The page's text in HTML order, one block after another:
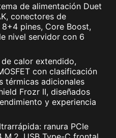
no está disponible para
Si tienes una suscripción
cancelar la suscripción
para esta oferta. Para
suscripciones, precios y
de Licencia y Servicios de
de Privacidad de
de NortonLifeLock.
de alimentación Duet
conectores de
pines, Core Boost,
nivel servidor con 6
calor extendido,
con clasificación
térmicas adicionales
Frozr II, diseñados
y experiencia
ranura PCIe